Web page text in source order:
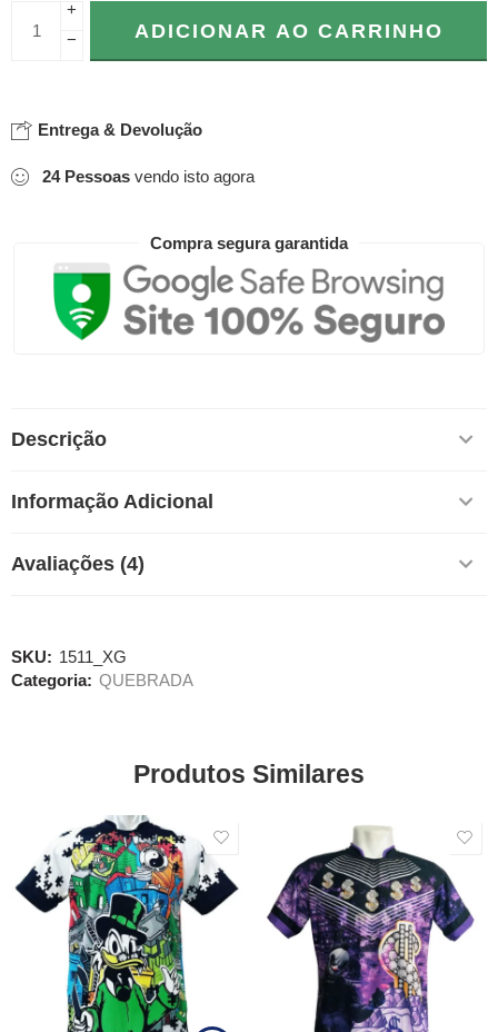
+
−
ADICIONAR AO CARRINHO
Entrega & Devolução
24 Pessoas vendo isto agora
Compra segura garantida
Descrição
Informação Adicional
Avaliações (4)
SKU: 1511_XG
Categoria: QUEBRADA
Produtos Similares